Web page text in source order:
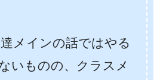
メインの話ではやる
いものの、クラスメ